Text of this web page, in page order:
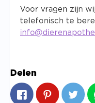
Voor vragen zijn
telefonisch te
Delen